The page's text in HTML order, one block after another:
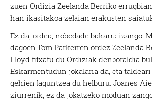
zuen Ordizia Zeelanda Berriko
han ikasitakoa zelaian erakusten
Ez da, ordea, nobedade bakarra izango.
dagoen Tom Parkerren ordez Zeelanda
Lloyd fitxatu du Ordiziak denboraldia
Eskarmentudun jokalaria da, eta
gehien laguntzea du helburu. Joanes
ziurrenik, ez da jokatzeko moduan